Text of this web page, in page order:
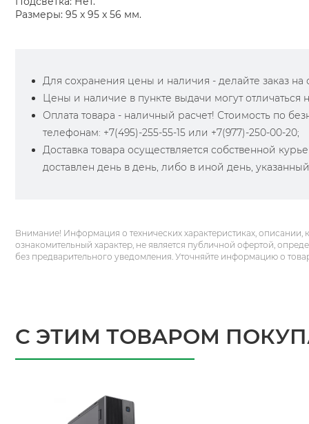
Размеры: 95 x 95 x 56 мм.
Для сохранения цены и наличия - делайте заказ на
Цены и наличие в пункте выдачи могут отличаться
Оплата товара - наличный расчет! Стоимость по
телефонам: +7(495)-255-55-15 или +7(977)-250-00-20;
Доставка товара осуществляется собственной
доставлен день в день, либо в иной день,
Внимание! Информация о технических характеристиках,
ознакомительный характер, не является публичной офертой,
без предварительного уведомления. Уточняйте информацию о
С ЭТИМ ТОВАРОМ